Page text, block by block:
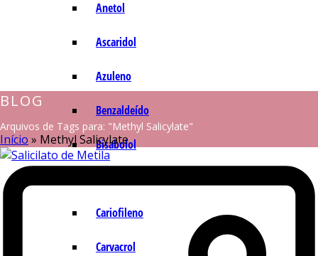
Anetol
Ascaridol
Azuleno
Benzaldeído
Bisabolol
Cariofileno
Carvacrol
BLOG
Arquivos de Tags para: "Methyl Salicylate"
Início » Methyl Salicylate